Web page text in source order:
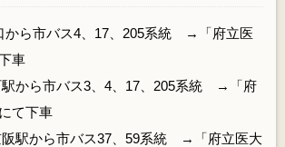
から市バス4、17、205系統 →「府立医
車
駅から市バス3、4、17、205系統 →「府
て下車
阪駅から市バス37、59系統 →「府立医大